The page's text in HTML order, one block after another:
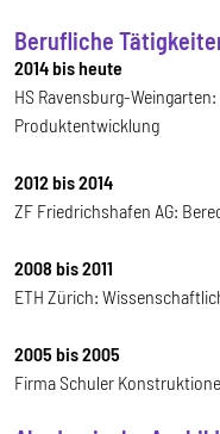
Berufliche
2014 bis heute
HS Ravensburg-
Produktentwicklung
2012 bis 2014
ZF Friedrichshafen AG:
2008 bis 2011
ETH Zürich:
2005 bis 2005
Firma Schuler